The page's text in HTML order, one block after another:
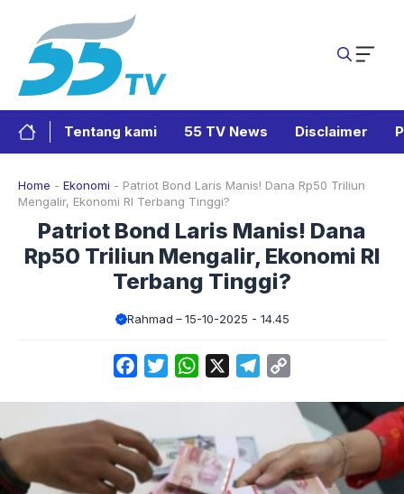
Tentang kami 55 TV News Disclaimer
Home - Ekonomi - Patriot Bond Laris Manis! Dana Rp50 Triliun
Mengalir, Ekonomi RI Terbang Tinggi?
Patriot Bond Laris Manis! Dana
Rp50 Triliun Mengalir, Ekonomi RI
Terbang Tinggi?
Rahmad 15-10-2025 - 14.45
FacebookTwitterWhatsApp Telegram